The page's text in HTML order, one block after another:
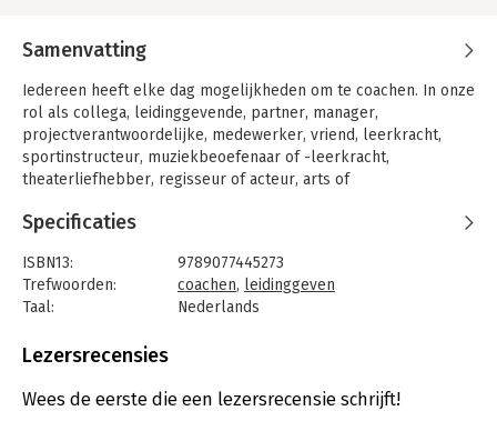
Samenvatting
Iedereen heeft elke dag mogelijkheden om te coachen. In onze
rol als collega, leidinggevende, partner, manager,
projectverantwoordelijke, medewerker, vriend, leerkracht,
sportinstructeur, muziekbeoefenaar of -leerkracht,
theaterliefhebber, regisseur of acteur, arts of
Dit boek geeft u handvatten om coachend op te treden in de
verschillende rollen die we hebben. Het leert u ook om dat te
den op een manier die natuurlijk overkomt en waarbij de ander
zich ondersteund en uitgedaagd voelt. In 'Iedereen coach!' vind
onverwachte coachingsmomenten te maken, tegelijkertijd
Een boek over coachende vaardigheden voor iedereen en voor
Specificaties
ISBN13:
9789077445273
Trefwoorden:
coachen, leidinggeven
Taal:
Nederlands
Aantal pagina's:
Druk:
1
Lezersrecensies
Wees de eerste die een lezersrecensie schrijft!